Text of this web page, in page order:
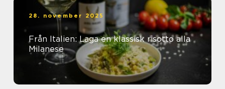
28. november 2025
Från Italien: Laga en klassisk risotto alla
Milanese